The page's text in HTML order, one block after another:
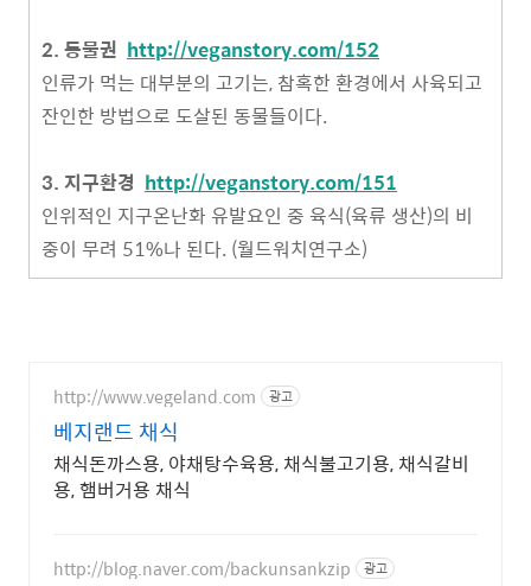
2. 동물권 http://veganstory.com/152
인류가 먹는 대부분의 고기는, 참혹한 환경에서 사육되고
잔인한 방법으로 도살된 동물들이다.
3. 지구환경 http://veganstory.com/151
인위적인 지구온난화 유발요인 중 육식(육류 생산)의 비
중이 무려 51%나 된다. (월드워치연구소)
http://www.vegeland.com 광고
베지랜드 채식
채식돈까스용, 야채탕수육용, 채식불고기용, 채식갈비
용, 햄버거용 채식
http://blog.naver.com/backunsankzip 광고